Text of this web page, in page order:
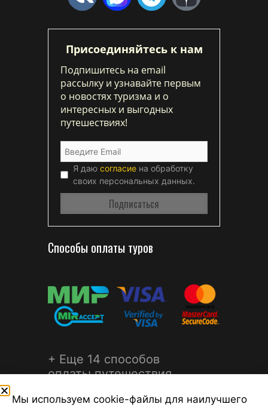
Присоединяйтесь к нам
Подпишитесь на email
рассылку и узнавайте первым
о новостях туризма и о
интересных и выгодных
путешествиях!
Я даю согласие на обработку
своих персональных данных.
Способы оплаты туров
+ Еще 14 способов
оплаты путешествия
Мы используем cookie-файлы для наилучшего